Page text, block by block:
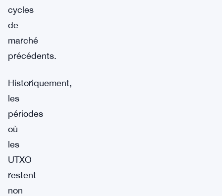
cycles
de
marché
précédents.
Historiquement,
les
périodes
où
les
UTXO
restent
non